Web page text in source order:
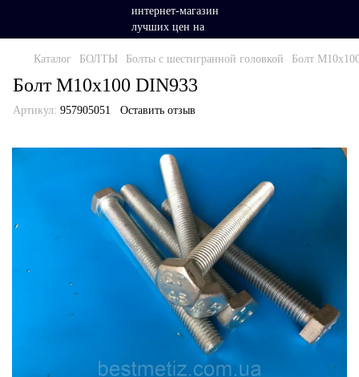
Каталог БОЛТЫ Болты с шестигранной головкой Болт
Болт М10х100 DIN933
Артикул: 957905051 Оставить отзыв